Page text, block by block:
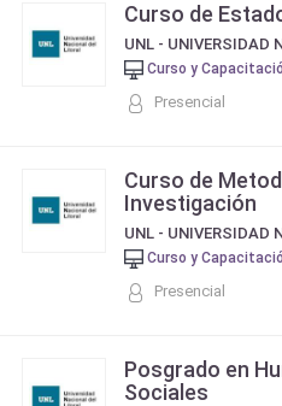
Curso de
Curso y
Presencial
Curso de
Investigación
Curso y
Presencial
Posgrado en
Sociales